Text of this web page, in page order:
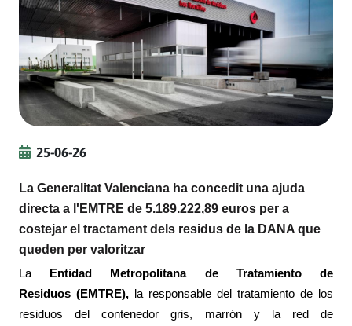
25-06-26
La Generalitat Valenciana ha concedit una ajuda
directa a l'EMTRE de 5.189.222,89 euros per a
costejar el tractament dels residus de la DANA que
queden per valoritzar
La Entidad Metropolitana de Tratamiento de
Residuos (EMTRE), la responsable del tratamiento de los
residuos del contenedor gris, marrón y la red de